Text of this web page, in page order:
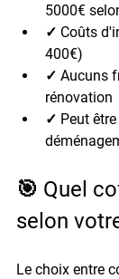
5000€
✓ Coûts
400€)
✓ Aucuns
rénovation
✓ Peut
🎯 Quel
selon
Le choix entre